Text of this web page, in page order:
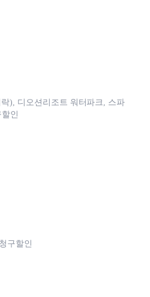
), 디오션리조트 워터파크, 스파
인
구할인